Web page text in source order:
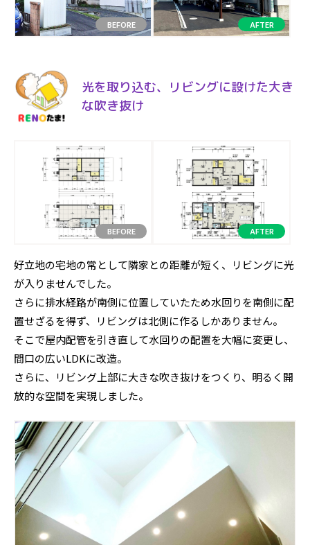
光を取り込む、リビングに設けた大き
な吹き抜け
好立地の宅地の常として隣家との距離が短く、リビングに光
が入りませんでした。
さらに排水経路が南側に位置していたため水回りを南側に配
置せざるを得ず、リビングは北側に作るしかありません。
そこで屋内配管を引き直して水回りの配置を大幅に変更し、
間口の広いLDKに改造。
さらに、リビング上部に大きな吹き抜けをつくり、明るく開
放的な空間を実現しました。